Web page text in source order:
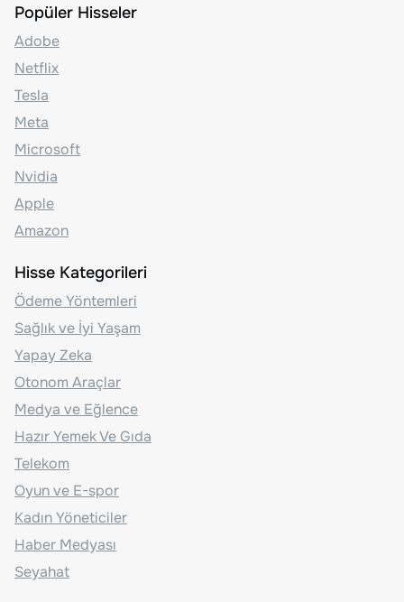
Popüler Hisseler
Adobe
Netflix
Tesla
Meta
Microsoft
Nvidia
Apple
Amazon
Hisse Kategorileri
Ödeme Yöntemleri
Sağlık ve İyi Yaşam
Yapay Zeka
Otonom Araçlar
Medya ve Eğlence
Hazır Yemek Ve Gıda
Telekom
Oyun ve E-spor
Kadın Yöneticiler
Haber Medyası
Seyahat